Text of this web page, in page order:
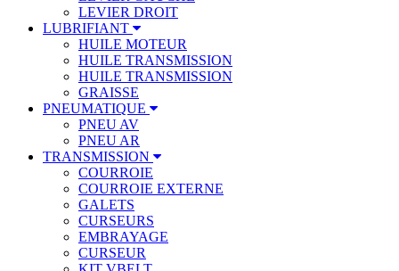
LEVIER DROIT
LUBRIFIANT
HUILE MOTEUR
HUILE TRANSMISSION
HUILE TRANSMISSION
GRAISSE
PNEUMATIQUE
PNEU AV
PNEU AR
TRANSMISSION
COURROIE
COURROIE EXTERNE
GALETS
CURSEURS
EMBRAYAGE
CURSEUR